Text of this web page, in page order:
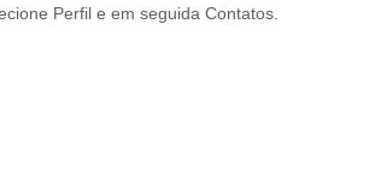
Perfil e em seguida Contatos.